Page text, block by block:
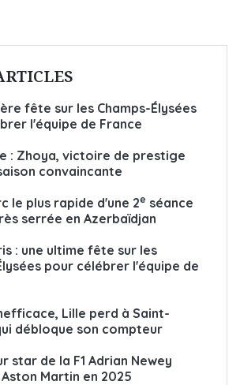
fête sur les Champs-Élysées
l'équipe de France
: Zhoya, victoire de prestige
convaincante
le plus rapide d'une 2e séance
serrée en Azerbaïdjan
: une ultime fête sur les
pour célébrer l'équipe de
Lille perd à Saint-
débloque son compteur
star de la F1 Adrian Newey
Martin en 2025